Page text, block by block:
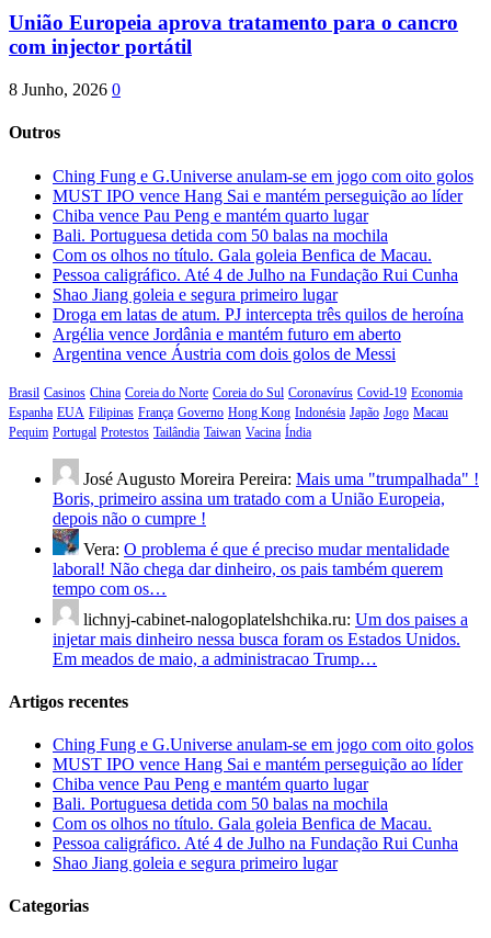
União Europeia aprova tratamento para o cancro
com injector portátil
8 Junho, 2026 0
Outros
Ching Fung e G.Universe anulam-se em jogo com oito golos
MUST IPO vence Hang Sai e mantém perseguição ao líder
Chiba vence Pau Peng e mantém quarto lugar
Bali. Portuguesa detida com 50 balas na mochila
Com os olhos no título. Gala goleia Benfica de Macau.
Pessoa caligráfico. Até 4 de Julho na Fundação Rui Cunha
Shao Jiang goleia e segura primeiro lugar
Droga em latas de atum. PJ intercepta três quilos de heroína
Argélia vence Jordânia e mantém futuro em aberto
Argentina vence Áustria com dois golos de Messi
Brasil Casinos China Coreia do Norte Coreia do Sul Coronavírus Covid-19 Economia
Espanha EUA Filipinas França Governo Hong Kong Indonésia Japão Jogo Macau
Pequim Portugal Protestos Tailândia Taiwan Vacina Índia
José Augusto Moreira Pereira: Mais uma "trumpalhada" !
Boris, primeiro assina um tratado com a União Europeia,
depois não o cumpre !
Vera: O problema é que é preciso mudar mentalidade
laboral! Não chega dar dinheiro, os pais também querem
tempo com os…
lichnyj-cabinet-nalogoplatelshchika.ru: Um dos paises a
injetar mais dinheiro nessa busca foram os Estados Unidos.
Em meados de maio, a administracao Trump…
Artigos recentes
Ching Fung e G.Universe anulam-se em jogo com oito golos
MUST IPO vence Hang Sai e mantém perseguição ao líder
Chiba vence Pau Peng e mantém quarto lugar
Bali. Portuguesa detida com 50 balas na mochila
Com os olhos no título. Gala goleia Benfica de Macau.
Pessoa caligráfico. Até 4 de Julho na Fundação Rui Cunha
Shao Jiang goleia e segura primeiro lugar
Categorias